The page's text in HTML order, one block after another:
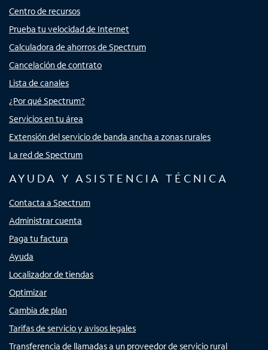
Centro de recursos
Prueba tu velocidad de Internet
Calculadora de ahorros de Spectrum
Cancelación de contrato
Lista de canales
¿Por qué Spectrum?
Servicios en tu área
Extensión del servicio de banda ancha a zonas rurales
La red de Spectrum
AYUDA Y ASISTENCIA TÉCNICA
Contacta a Spectrum
Administrar cuenta
Paga tu factura
Ayuda
Localizador de tiendas
Optimizar
Cambia de plan
Tarifas de servicio y avisos legales
Transferencia de llamadas a un proveedor de servicio rural